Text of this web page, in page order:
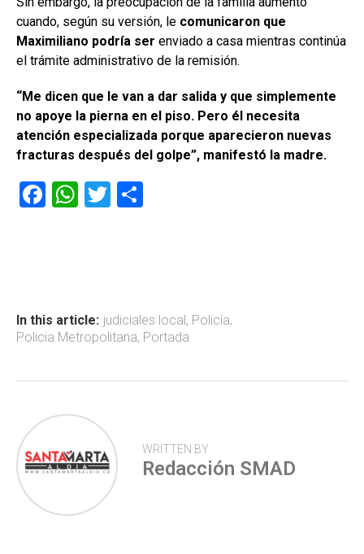
cuando, según su versión, le comunicaron que
Maximiliano podría ser enviado a casa mientras continúa
el trámite administrativo de la remisión.
“Me dicen que le van a dar salida y que simplemente
no apoye la pierna en el piso. Pero él necesita
atención especializada porque aparecieron nuevas
fracturas después del golpe”, manifestó la madre.
F
ok
W
p
p
T
tir
In this article: judiciales local , Policía,
Policia Metropolitana, Portada
WRITTEN BY
Redacción SMAD